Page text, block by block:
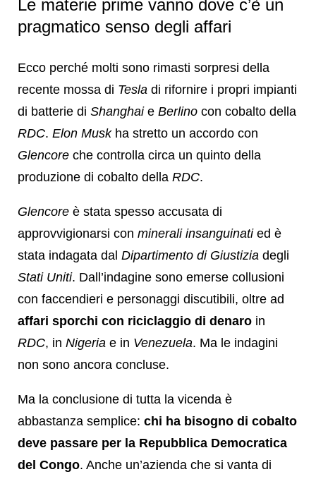
Le materie prime vanno dove c’è un
pragmatico senso degli affari
Ecco perché molti sono rimasti sorpresi della
recente mossa di Tesla di rifornire i propri impianti
di batterie di Shanghaie Berlino con cobalto della
RDC. Elon Muskha stretto un accordo con
Glencore che controlla circa un quinto della
produzione di cobalto della RDC.
Glencore è stata spesso accusata di
approvvigionarsi con minerali insanguinatied è
stata indagata dal Dipartimento di Giustizia degli
Stati Uniti. Dall’indagine sono emerse collusioni
con faccendieri e personaggi discutibili, oltre ad
affari sporchi con riciclaggio di denaro in
RDC, in Nigeria e in Venezuela. Ma le indagini
non sono ancora concluse.
Ma la conclusione di tutta la vicenda è
abbastanza semplice: chi ha bisogno di cobalto
deve passare per la Repubblica Democratica
del Congo. Anche un’azienda che si vanta di